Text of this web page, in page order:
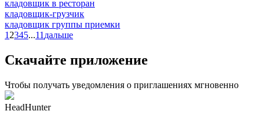
кладовщик в ресторан
кладовщик-грузчик
кладовщик группы приемки
1 2345...11 дальше
Скачайте приложение
Чтобы получать уведомления о приглашениях мгновенно
HeadHunter